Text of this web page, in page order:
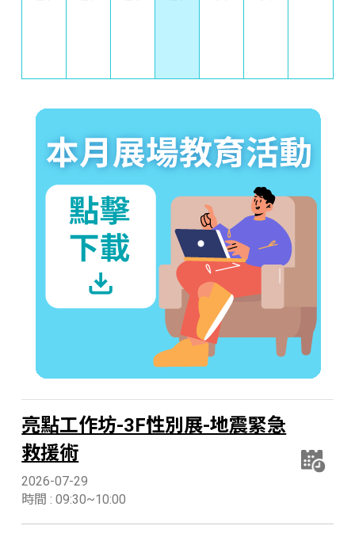
亮點工作坊-3F性別展-地震緊急
救援術
2026-07-29
時間 : 09:30~10:00